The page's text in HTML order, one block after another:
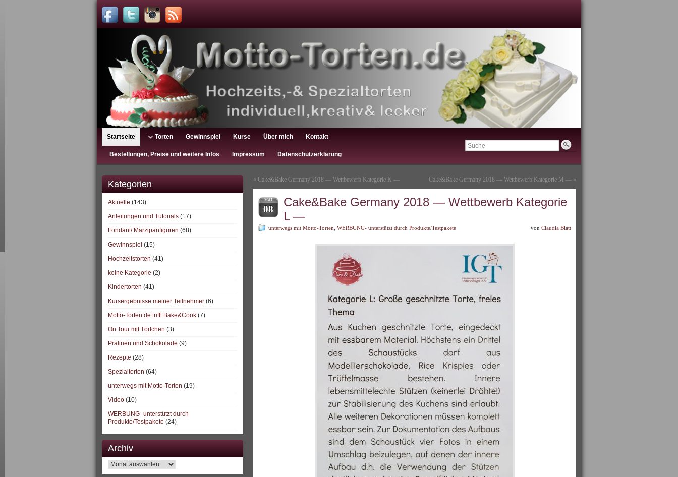
Startseite Torten Gewinnspiel Kurse Über mich Kontakt
Bestellungen, Preise und weitere Infos Impressum Datenschutzerklärung
Kategorien
Aktuelle (143)
Anleitungen und Tutorials (17)
Fondant/ Marzipanfiguren (68)
Gewinnspiel (15)
Hochzeitstorten (41)
keine Kategorie (2)
Kindertorten (41)
Kursergebnisse meiner Teilnehmer (6)
Motto-Torten.de trifft Bake&Cook (7)
On Tour mit Törtchen (3)
Pralinen und Schokolade (9)
Rezepte (28)
Spezialtorten (64)
unterwegs mit Motto-Torten (19)
Video (10)
WERBUNG- unterstützt durch
Produkte/Testpakete (24)
Archiv
Archiv
« Cake&Bake Germany 2018 — Wettbewerb Kategorie K — Cake&Bake Germany 2018 — Wettbewerb Kategorie M — »
MAI
08
Cake&Bake Germany 2018 — Wettbewerb Kategorie
L —
unterwegs mit Motto-Torten WERBUNG- unterstützt durch Produkte/Testpakete von Claudia Blatt